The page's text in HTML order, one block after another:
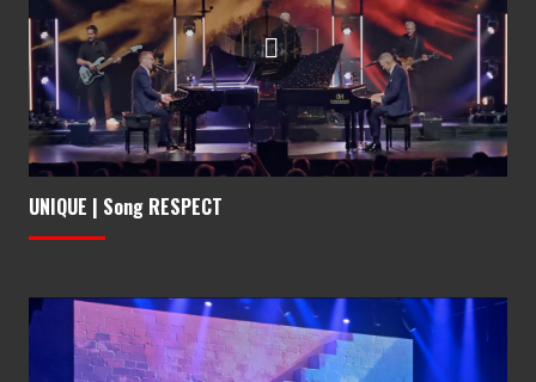
UNIQUE | Song RESPECT